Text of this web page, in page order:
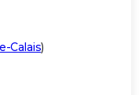
Calais)